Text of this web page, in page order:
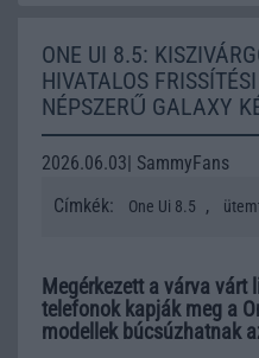
ONE UI 8.5:
HIVATALOS
NÉPSZERŰ GALAXY
2026.06.03| SammyFans
Címkék:
One Ui 8.5 ,
Megérkezett a várva várt
telefonok kapják meg a
modellek búcsúzhatnak